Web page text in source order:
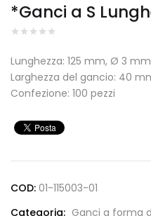
*Ganci a S
Lunghezza: 125 mm, Ø 3
Larghezza del gancio: 40
Confezione: 100 pezzi
COD: 01-115003-01
Categoria: Ganci a forma